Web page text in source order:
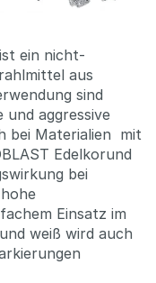
ein nicht-
aus
sind
und aggressive
bei Materialien mit
Edelkorund
bei
Einsatz im
weiß wird auch